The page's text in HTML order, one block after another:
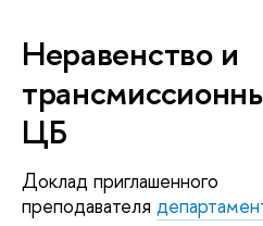
Неравенство и
ЦБ
Доклад приглашенного
преподавателя